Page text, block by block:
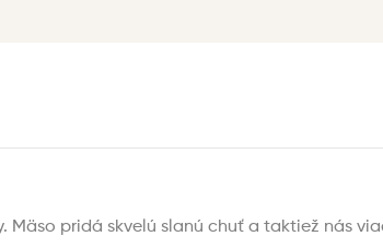
pridá skvelú slanú chuť a taktiež nás